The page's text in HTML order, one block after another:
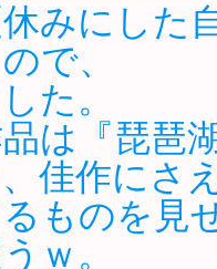
みにした
で、
た。
は『琵琶
佳作にさ
ものを見
ｗ。